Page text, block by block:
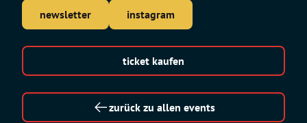
newsletter instagram
ticket kaufen
zurück zu allen events